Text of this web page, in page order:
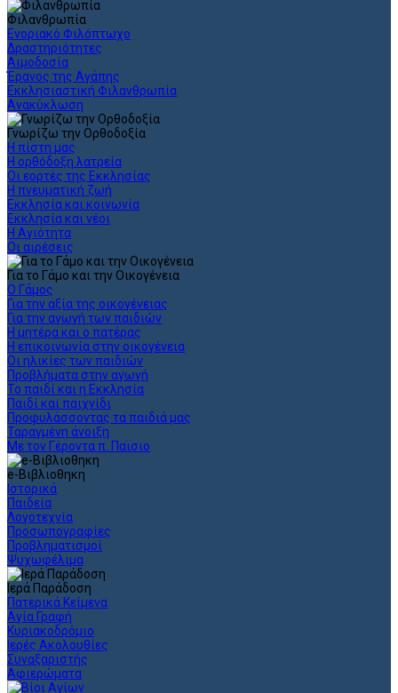
Φιλανθρωπία
Ενοριακό Φιλόπτωχο
Δραστηριότητες
Αιμοδοσία
Έρανος της Αγάπης
Εκκλησιαστική Φιλανθρωπία
Ανακύκλωση
Γνωρίζω την Ορθοδοξία
Η πίστη μας
Η ορθόδοξη λατρεία
Οι εορτές της Εκκλησίας
Η πνευματική ζωή
Εκκλησία και κοινωνία
Εκκλησία και νέοι
Η Αγιότητα
Οι αιρέσεις
Για το Γάμο και την Οικογένεια
Ο Γάμος
Για την αξία της οικογένειας
Για την αγωγή των παιδιών
Η μητέρα και ο πατέρας
Η επικοινωνία στην οικογένεια
Οι ηλικίες των παιδιών
Προβλήματα στην αγωγή
Το παιδί και η Εκκλησία
Παιδί και παιχνίδι
Προφυλάσσοντας τα παιδιά μας
Ταραγμένη άνοιξη
Με τον Γέροντα π. Παϊσιο
e-Βιβλιοθηκη
Ιστορικά
Παιδεία
Λογοτεχνία
Προσωπογραφίες
Προβληματισμοί
Ψυχωφέλιμα
Ιερά Παράδοση
Πατερικά Κείμενα
Αγία Γραφή
Κυριακοδρόμιο
Ιερές Ακολουθίες
Συναξαριστής
Αφιερώματα